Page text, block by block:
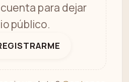
para dejar
público.